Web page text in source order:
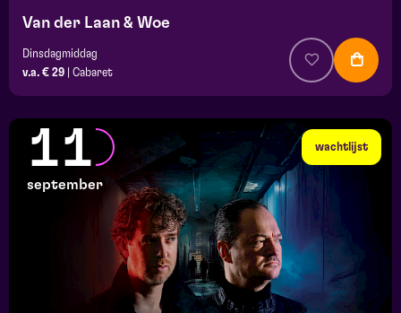
Van der Laan & Woe
Dinsdagmiddag
v.a. € 29
Cabaret
wachtlijst
11
september